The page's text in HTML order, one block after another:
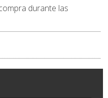
durante las